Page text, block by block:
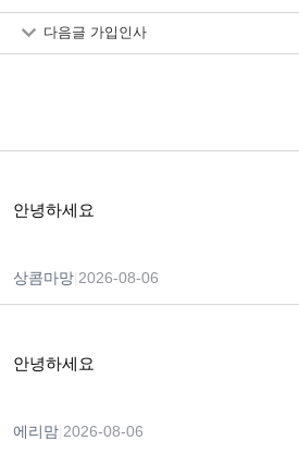
다음글 가입인사
안녕하세요
상콤마망 2026-08-06
안녕하세요
에리맘 2026-08-06